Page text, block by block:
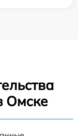
Омске